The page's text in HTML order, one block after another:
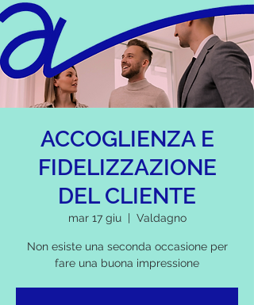
ACCOGLIENZA E
FIDELIZZAZIONE
DEL CLIENTE
mar 17 giu
  |
Valdagno
Non esiste una seconda occasione per
fare una buona impressione